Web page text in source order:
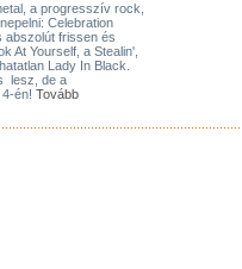
a progresszív rock,
Celebration
abszolút frissen és
At Yourself, a Stealin',
Lady In Black.
lesz, de a
én! Tovább